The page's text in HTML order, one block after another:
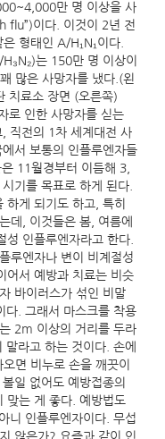
만 명 이상을 사
flu”)이다. 이것이 2년 전
형태인 A/H₁N₁이다.
는 150만 명 이상이
많은 사망자를 냈다.(왼
치료소 장면 (오른쪽)
로 인한 사망자를 싣는
직전의 1차 세계대전 사
서 보통의 인플루엔자들
11월경부터 이듬해 3,
기를 목표로 하게 된다.
하게 되기도 하고, 특히
데, 이것들은 봄, 여름에
성 인플루엔자라고 한다.
루엔자나 변이 비계절성
어서 예방과 치료는 비슷
바이러스가 섞인 비말
. 그래서 마스크를 착용
2m 이상의 거리를 두라
라고 하는 것이다. 손에
면 비누로 손을 깨끗이
일 없어도 예방접종의
맞는 게 좋다. 예방법도
니 인플루엔자이다. 무섭
않은가? 요즘과 같이 인